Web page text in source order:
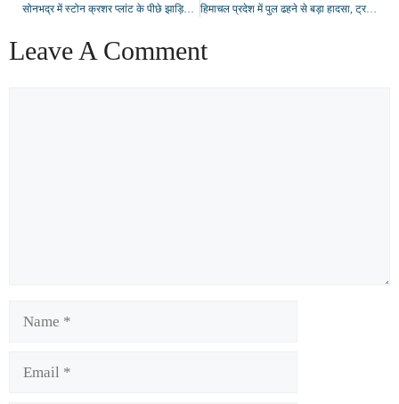
सोनभद्र में स्टोन क्रशर प्लांट के पीछे झाड़ियों में मिला नर कंकाल, जांच में जुटी पुलिस हिमाचल प्रदेश में पुल ढहने से बड़ा हादसा, ट्रक खाई में गिरा
Leave A Comment